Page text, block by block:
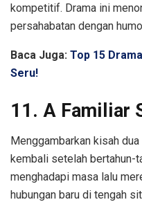
kompetitif. Drama ini
persahabatan dengan
Baca Juga: Top 15
Seru!
11. A Familiar
Menggambarkan kisah
kembali setelah bertahun-
menghadapi masa lalu
hubungan baru di tengah